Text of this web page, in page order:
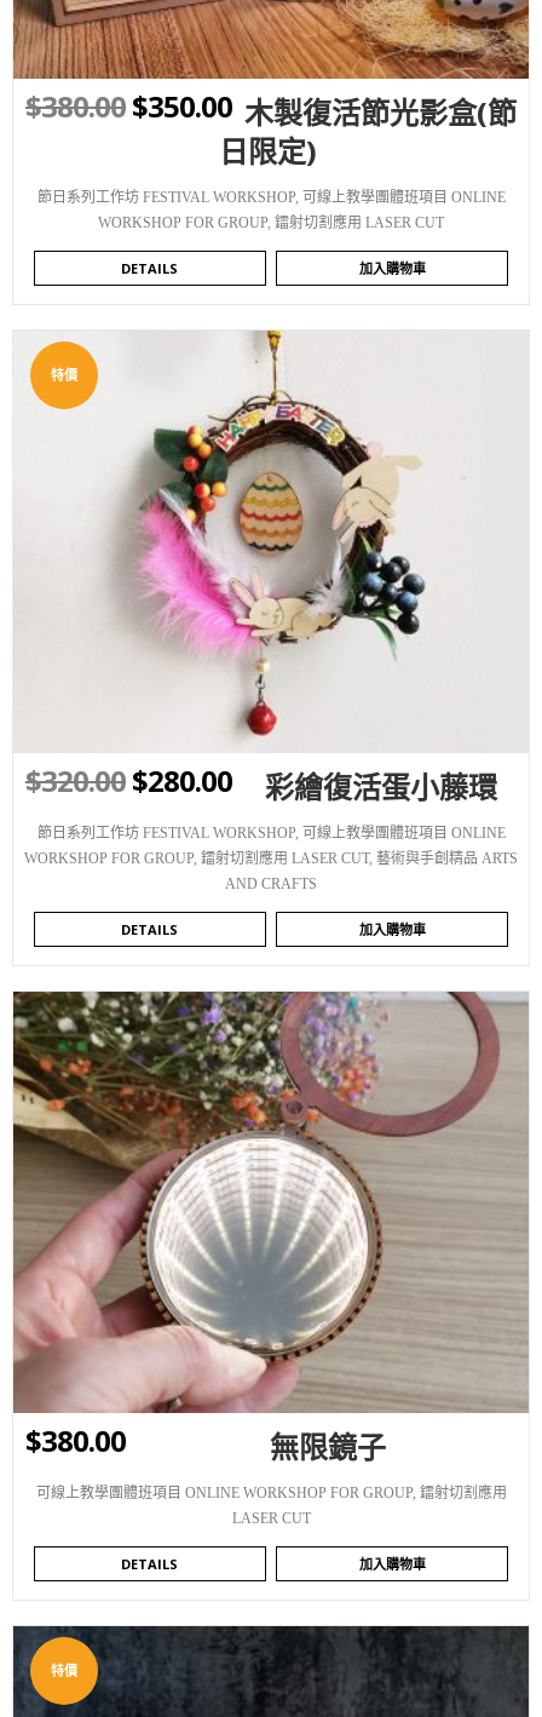
$380.00$350.00 木製復活節光影盒(節
日限定)
節日系列工作坊 FESTIVAL WORKSHOP, 可線上教學團體班項目 ONLINE
WORKSHOP FOR GROUP, 鐳射切割應用 LASER CUT
DETAILS 加入購物車
特價
WISHLIST
$320.00$280.00 彩繪復活蛋小藤環
節日系列工作坊 FESTIVAL WORKSHOP, 可線上教學團體班項目 ONLINE
WORKSHOP FOR GROUP 鐳射切割應用 LASER CUT, 藝術與手創精品 ARTS
AND CRAFTS
DETAILS 加入購物車
WISHLIST
$380.00 無限鏡子
可線上教學團體班項目 ONLINE WORKSHOP FOR GROUP, 鐳射切割應用
LASER CUT
DETAILS 加入購物車
特價